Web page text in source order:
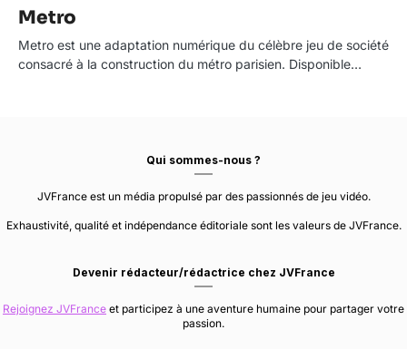
Metro
Metro est une adaptation numérique du célèbre jeu de société
consacré à la construction du métro parisien. Disponible…
Qui sommes-nous ?
JVFrance est un média propulsé par des passionnés de jeu vidéo.
Exhaustivité, qualité et indépendance éditoriale sont les valeurs de JVFrance.
Devenir rédacteur/rédactrice chez JVFrance
Rejoignez JVFrance et participez à une aventure humaine pour partager votre
passion.